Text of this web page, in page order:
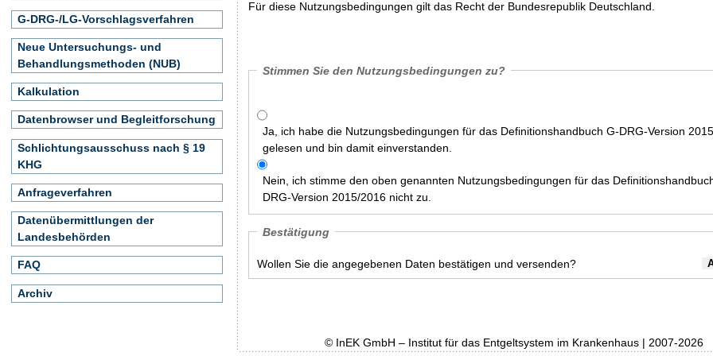
Für diese Nutzungsbedingungen gilt das Recht der Bundesrepublik Deutschland.
Stimmen Sie den Nutzungsbedingungen zu?
Ja, ich habe die Nutzungsbedingungen für das Definitionshandbuch G-DRG-Version
gelesen und bin damit einverstanden.
Nein, ich stimme den oben genannten Nutzungsbedingungen für das
DRG-Version 2015/2016 nicht zu.
Bestätigung
Wollen Sie die angegebenen Daten bestätigen und versenden?
G-DRG-/LG-Vorschlagsverfahren
Neue Untersuchungs- und
Behandlungsmethoden (NUB)
Kalkulation
Datenbrowser und Begleitforschung
Schlichtungsausschuss nach § 19
KHG
Anfrageverfahren
Datenübermittlungen der
Landesbehörden
FAQ
Archiv
© InEK GmbH – Institut für das Entgeltsystem im Krankenhaus | 2007-2026